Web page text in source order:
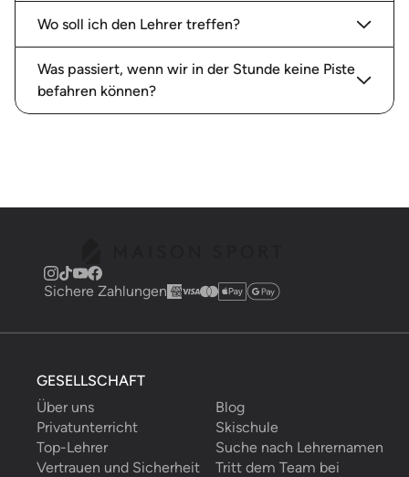
Wo soll ich den Lehrer treffen?
Was passiert, wenn wir in der Stunde keine Piste
befahren können?
Sichere Zahlungen
GESELLSCHAFT
Über uns
Blog
Privatunterricht
Skischule
Top-Lehrer
Suche nach Lehrernamen
Vertrauen und Sicherheit
Tritt dem Team bei